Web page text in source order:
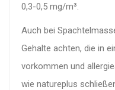
0,3-0,5 mg/m³.
Auch bei
Gehalte achten, die in
vorkommen und
wie natureplus